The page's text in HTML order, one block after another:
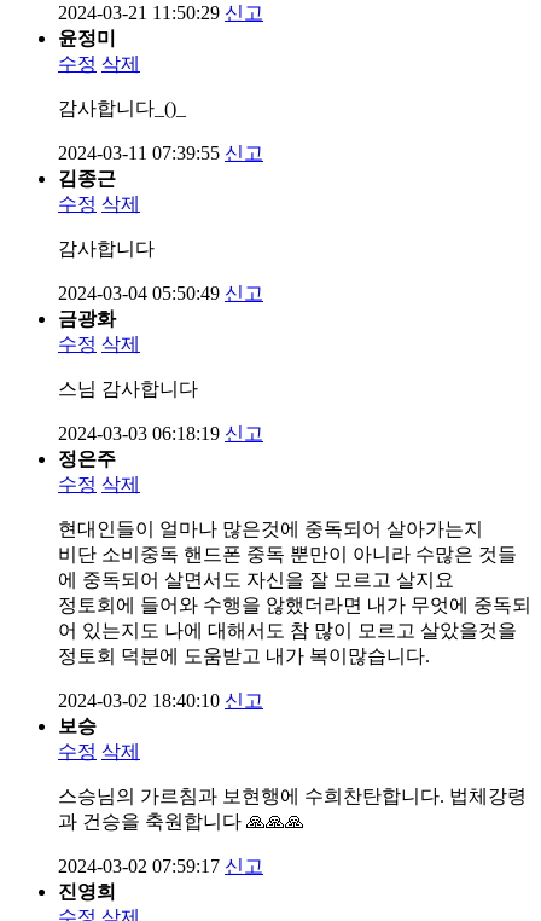
2024-03-21 11:50:29 신고
윤정미
수정 삭제
감사합니다_()_
2024-03-11 07:39:55 신고
김종근
수정 삭제
감사합니다
2024-03-04 05:50:49 신고
금광화
수정 삭제
스님 감사합니다
2024-03-03 06:18:19 신고
정은주
수정 삭제
현대인들이 얼마나 많은것에 중독되어 살아가는지
비단 소비중독 핸드폰 중독 뿐만이 아니라 수많은 것들
에 중독되어 살면서도 자신을 잘 모르고 살지요
정토회에 들어와 수행을 않했더라면 내가 무엇에 중독되
어 있는지도 나에 대해서도 참 많이 모르고 살았을것을
정토회 덕분에 도움받고 내가 복이많습니다.
2024-03-02 18:40:10 신고
보승
수정 삭제
스승님의 가르침과 보현행에 수희찬탄합니다. 법체강령
과 건승을 축원합니다 🙏🙏🙏
2024-03-02 07:59:17 신고
진영희
수정 삭제